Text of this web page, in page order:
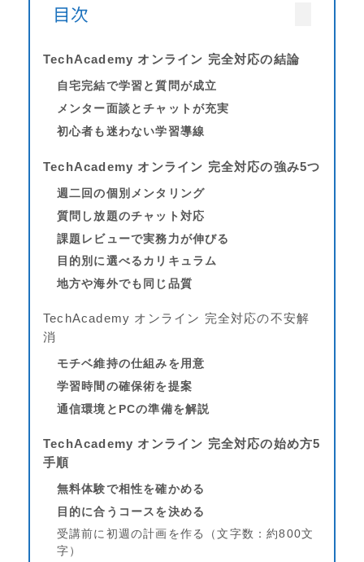
目次
TechAcademy オンライン 完全対応の結論
自宅完結で学習と質問が成立
メンター面談とチャットが充実
初心者も迷わない学習導線
TechAcademy オンライン 完全対応の強み5つ
週二回の個別メンタリング
質問し放題のチャット対応
課題レビューで実務力が伸びる
目的別に選べるカリキュラム
地方や海外でも同じ品質
TechAcademy オンライン 完全対応の不安解
消
モチベ維持の仕組みを用意
学習時間の確保術を提案
通信環境とPCの準備を解説
TechAcademy オンライン 完全対応の始め方5
手順
無料体験で相性を確かめる
目的に合うコースを決める
受講前に初週の計画を作る（文字数：約800文
字）